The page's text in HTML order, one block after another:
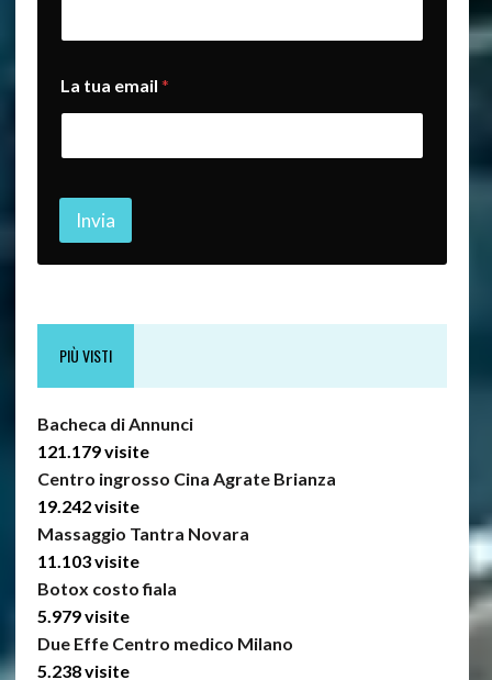
m
i
l
I
La tua email *
Invia
PIÙ VISTI
Bacheca di Annunci
121.179 visite
Centro ingrosso Cina Agrate Brianza
19.242 visite
Massaggio Tantra Novara
11.103 visite
Botox costo fiala
5.979 visite
Due Effe Centro medico Milano
5.238 visite